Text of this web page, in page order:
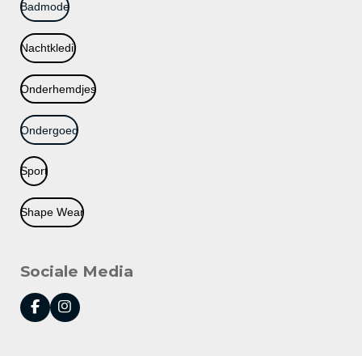
Badmode
Nachtkledij
Onderhemdjes
Ondergoed
Sport
Shape Wear
Sociale Media
F
a
I
n